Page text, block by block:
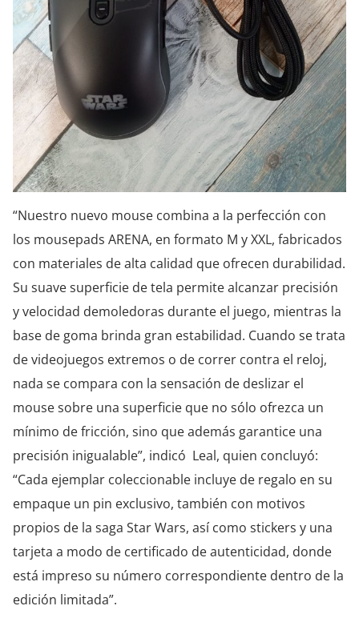
“Nuestro nuevo mouse combina a la perfección con
los mousepads ARENA, en formato M y XXL, fabricados
con materiales de alta calidad que ofrecen durabilidad.
Su suave superficie de tela permite alcanzar precisión
y velocidad demoledoras durante el juego, mientras la
base de goma brinda gran estabilidad. Cuando se trata
de videojuegos extremos o de correr contra el reloj,
nada se compara con la sensación de deslizar el
mouse sobre una superficie que no sólo ofrezca un
mínimo de fricción, sino que además garantice una
precisión inigualable”, indicó Leal, quien concluyó:
“Cada ejemplar coleccionable incluye de regalo en su
empaque un pin exclusivo, también con motivos
propios de la saga Star Wars, así como stickers y una
tarjeta a modo de certificado de autenticidad, donde
está impreso su número correspondiente dentro de la
edición limitada”.